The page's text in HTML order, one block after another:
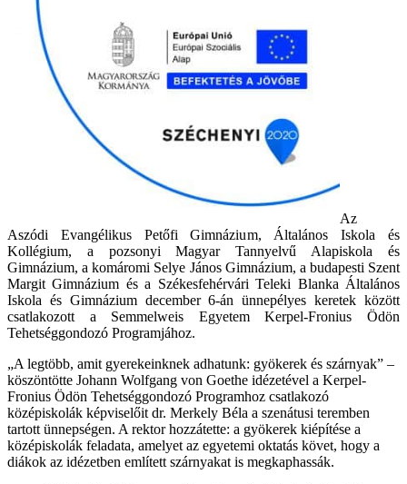
Az
Aszódi Evangélikus Petőfi Gimnázium, Általános Iskola és
Kollégium, a pozsonyi Magyar Tannyelvű Alapiskola és
Gimnázium, a komáromi Selye János Gimnázium, a budapesti Szent
Margit Gimnázium és a Székesfehérvári Teleki Blanka Általános
Iskola és Gimnázium december 6-án ünnepélyes keretek között
csatlakozott a Semmelweis Egyetem Kerpel-Fronius Ödön
Tehetséggondozó Programjához.
„A legtöbb, amit gyerekeinknek adhatunk: gyökerek és szárnyak” –
köszöntötte Johann Wolfgang von Goethe idézetével a Kerpel-
Fronius Ödön Tehetséggondozó Programhoz csatlakozó
középiskolák képviselőit dr. Merkely Béla a szenátusi teremben
tartott ünnepségen. A rektor hozzátette: a gyökerek kiépítése a
középiskolák feladata, amelyet az egyetemi oktatás követ, hogy a
diákok az idézetben említett szárnyakat is megkaphassák.